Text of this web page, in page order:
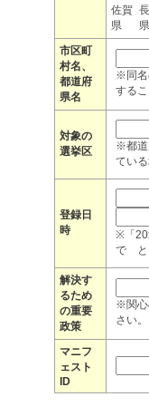
佐賀
県
県
市区町
村名、
都道府
県名
※同名
する
対象の
選挙区
※都道
てい
登録日
時
※「
で と
解決す
るため
の重要
政策
※関心
さい。
マニフ
ェスト
ID